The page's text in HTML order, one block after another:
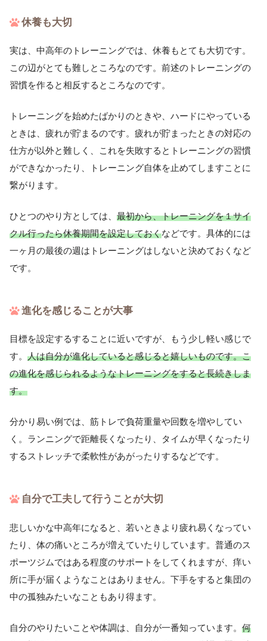
休養も大切
実は、中高年のトレーニングでは、休養もとても大切です。
この辺がとても難しところなのです。前述のトレーニングの
習慣を作ると相反するところなのです。
トレーニングを始めたばかりのときや、ハードにやっている
ときは、疲れが貯まるのです。疲れが貯まったときの対応の
仕方が以外と難しく、これを失敗するとトレーニングの習慣
ができなかったり、トレーニング自体を止めてしますことに
繋がります。
ひとつのやり方としては、 最初から、トレーニングを１サイ
クル行ったら休養期間を設定しておくなどです。具体的には
一ヶ月の最後の週はトレーニングはしないと決めておくなど
です。
進化を感じることが大事
目標を設定するすることに近いですが、もう少し軽い感じで
す。 人は自分が進化していると感じると嬉しいものです。こ
の進化を感じられるようなトレーニングをすると長続きしま
す。
分かり易い例では、筋トレで負荷重量や回数を増やしてい
く。ランニングで距離長くなったり、タイムが早くなったり
するストレッチで柔軟性があがったりするなどです。
自分で工夫して行うことが大切
悲しいかな中高年になると、若いときより疲れ易くなってい
たり、体の痛いところが増えていたりしています。普通のス
ポーツジムではある程度のサポートをしてくれますが、痒い
所に手が届くようなことはありません。下手をすると集団の
中の孤独みたいなこともあり得ます。
自分のやりたいことや体調は、自分が一番知っています。 何